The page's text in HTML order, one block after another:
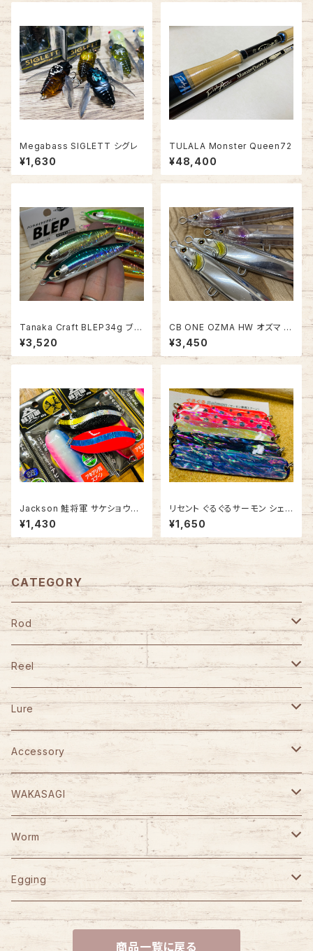
Megabass SIGLETT シグレ
¥1,630
TULALA Monster Queen72
¥48,400
Tanaka Craft BLEP34g ブレ
ップ34g【ぶっ飛びジグミノー】
¥3,520
CB ONE OZMA HW オズマ 1
8cm【新色】
¥3,450
Jackson 鮭将軍 サケショウグ
ン
¥1,430
リセント ぐるぐるサーモン シェル
カラー
¥1,650
CATEGORY
Rod
TULALA
Fishman
Abu Garcia
D-3 Custom Lure's
Jet Slow
VARIVAS
ORCA
Reel
DAIWA
SHIMANO
Abu Garcia
SLP WORKS
STUDIO OCEAN MARK
NO LIMITS BLUE HEAVEN
SEAFLOORCONTROL
Lure
GANCRAFT
D-3 Custom Lure's
WooDream
Arbor
D-Bonito
ITO CRAFT
Bowie
岡Craft
Accessory
STUDIO OCEAN MARK
HOOK REMOVER 130S
HOOK REMOVER 165S
HN AE85EX-CORK
CAPS
KAID
SUBROC
WAKASAGI
がまかつ
YGK
DAIWA
Worm
Berkley
Power Bait Max Scent
reins
Egging
YAMASHITA
商品一覧に戻る